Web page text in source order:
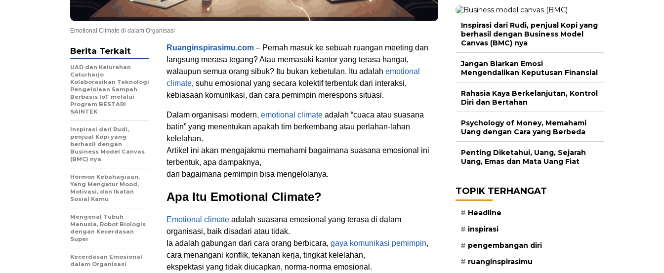
Emotional Climate di dalam Organisasi
Ruanginspirasimu.com – Pernah masuk ke sebuah ruangan meeting dan
langsung merasa tegang? Atau memasuki kantor yang terasa hangat,
walaupun semua orang sibuk? Itu bukan kebetulan. Itu adalah emotional
climate, suhu emosional yang secara kolektif terbentuk dari interaksi,
kebiasaan komunikasi, dan cara pemimpin merespons situasi.
Dalam organisasi modern, emotional climate adalah “cuaca atau suasana
batin” yang menentukan apakah tim berkembang atau perlahan-lahan
kelelahan.
Artikel ini akan mengajakmu memahami bagaimana suasana emosional ini
terbentuk, apa dampaknya,
dan bagaimana pemimpin bisa mengelolanya.
Apa Itu Emotional Climate?
Emotional climate adalah suasana emosional yang terasa di dalam
organisasi, baik disadari atau tidak.
Ia adalah gabungan dari cara orang berbicara, gaya komunikasi pemimpin,
cara menangani konflik, tekanan kerja, tingkat kelelahan,
ekspektasi yang tidak diucapkan, norma-norma emosional.
Berita Terkait
UAD dan Kalurahan
Caturharjo
Kolaborasikan Teknologi
Pengelolaan Sampah
Berbasis IoT melalui
Program BESTARI
SAINTEK
Inspirasi dari Rudi,
penjual Kopi yang
berhasil dengan
Business Model Canvas
(BMC) nya
Hormon Kebahagiaan,
Yang Mengatur Mood,
Motivasi, dan Ikatan
Sosial Kamu
Mengenal Tubuh
Manusia, Robot Biologis
dengan Kecerdasan
Super
Kecerdasan Emosional
dalam Organisasi
Inspirasi dari Rudi, penjual Kopi yang
berhasil dengan Business Model
Canvas (BMC) nya
Jangan Biarkan Emosi
Mengendalikan Keputusan Finansial
Rahasia Kaya Berkelanjutan, Kontrol
Diri dan Bertahan
Psychology of Money, Memahami
Uang dengan Cara yang Berbeda
Penting Diketahui, Uang, Sejarah
Uang, Emas dan Mata Uang Fiat
TOPIK TERHANGAT
Headline
inspirasi
pengembangan diri
ruanginspirasimu